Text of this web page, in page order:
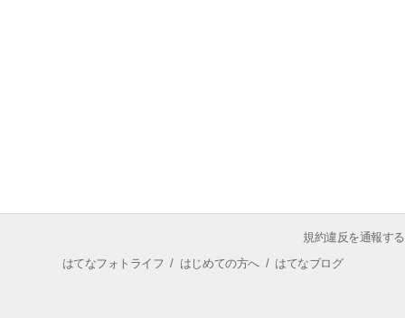
規約違反を通報する
はてなフォトライフ / はじめての方へ/ はてなブログ